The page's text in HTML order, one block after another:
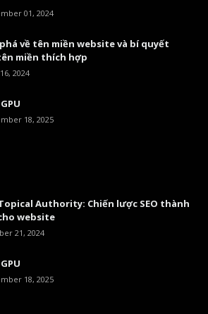
01, 2024
về tên miền website và bí quyết
miền thích hợp
2024
18, 2025
Authority: Chiến lược SEO thành
website
21, 2024
18, 2025